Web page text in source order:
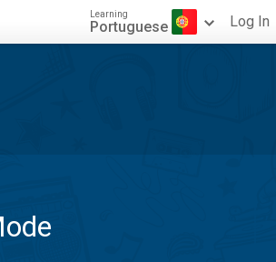
Learning
Portuguese Log In